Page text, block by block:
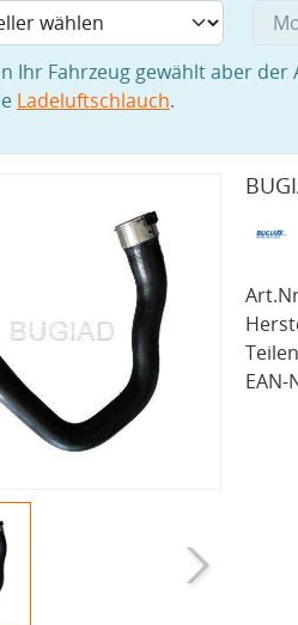
Ihr Fahrzeug gewählt aber
Ladeluftschlauch.
EAN-